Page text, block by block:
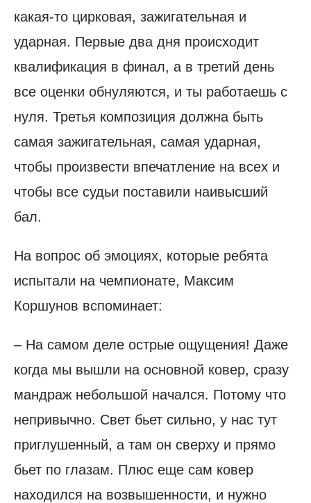
какая-то цирковая, зажигательная и
ударная. Первые два дня происходит
квалификация в финал, а в третий день
все оценки обнуляются, и ты работаешь с
нуля. Третья композиция должна быть
самая зажигательная, самая ударная,
чтобы произвести впечатление на всех и
чтобы все судьи поставили наивысший
бал.
На вопрос об эмоциях, которые ребята
испытали на чемпионате, Максим
Коршунов вспоминает:
– На самом деле острые ощущения! Даже
когда мы вышли на основной ковер, сразу
мандраж небольшой начался. Потому что
непривычно. Свет бьет сильно, у нас тут
приглушенный, а там он сверху и прямо
бьет по глазам. Плюс еще сам ковер
находился на возвышенности, и нужно